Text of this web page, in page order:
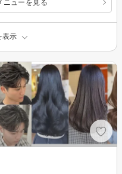
ニューを見る
表示